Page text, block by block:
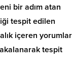
bir adım atan
tespit edilen
içeren yorumlar
tespit